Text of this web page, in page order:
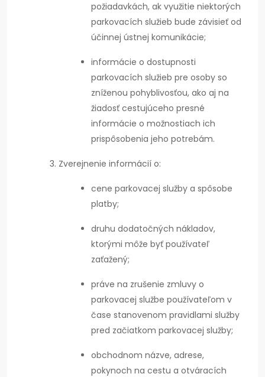
požiadavkách, ak využitie niektorých
parkovacích služieb bude závisieť od
účinnej ústnej komunikácie;
informácie o dostupnosti
parkovacích služieb pre osoby so
zníženou pohyblivosťou, ako aj na
žiadosť cestujúceho presné
informácie o možnostiach ich
prispôsobenia jeho potrebám.
Zverejnenie informácií o:
cene parkovacej služby a spôsobe
platby;
druhu dodatočných nákladov,
ktorými môže byť používateľ
zaťažený;
práve na zrušenie zmluvy o
parkovacej službe používateľom v
čase stanovenom pravidlami služby
pred začiatkom parkovacej služby;
obchodnom názve, adrese,
pokynoch na cestu a otváracích